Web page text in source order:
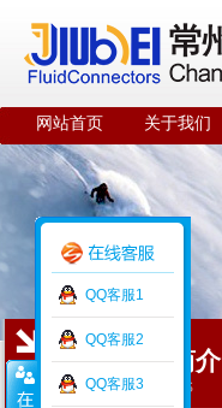
网站首页 关于我们
公司简介
ABOUT US
QQ客服1
QQ客服2
QQ客服3